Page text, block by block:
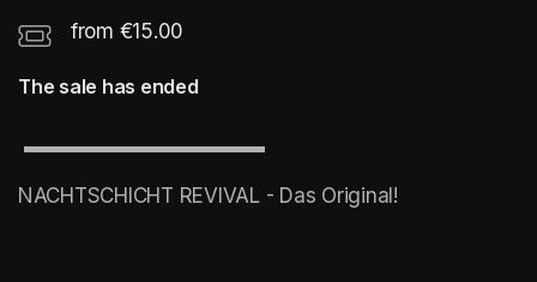
from €15.00
The sale has ended
▬▬▬▬▬▬▬▬▬▬▬▬
NACHTSCHICHT REVIVAL - Das Original!